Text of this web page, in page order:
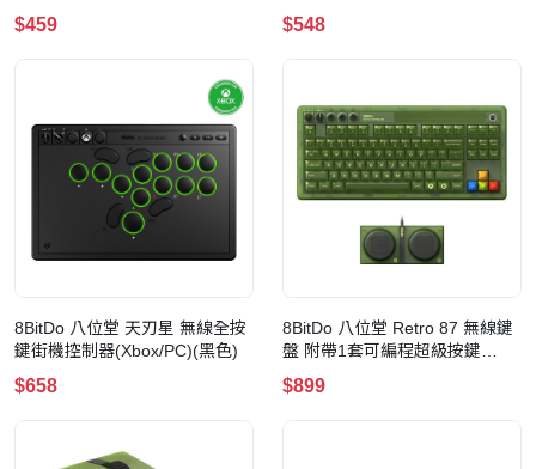
無線控制器(for
PC/XBOX/IOS/Android)
$459 $548
8BitDo 八位堂 天刃星 無線全按
鍵街機控制器(Xbox/PC)(黑色)
$658
8BitDo 八位堂 Retro 87 無線鍵
盤 附帶1套可編程超級按鍵
(Xbox Edition)
$899